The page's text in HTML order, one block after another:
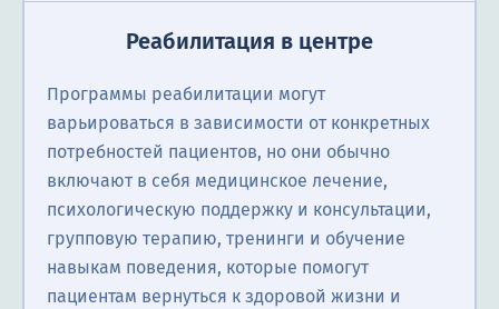
Реабилитация в центре
Программы реабилитации могут
варьироваться в зависимости от конкретных
потребностей пациентов, но они обычно
включают в себя медицинское лечение,
психологическую поддержку и консультации,
групповую терапию, тренинги и обучение
навыкам поведения, которые помогут
пациентам вернуться к здоровой жизни и